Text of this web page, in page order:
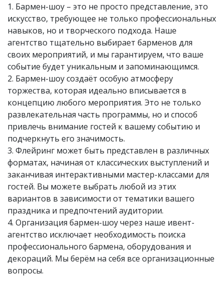
1. Бармен-шоу – это не просто представление, это
искусство, требующее не только профессиональных
навыков, но и творческого подхода. Наше
агентство тщательно выбирает барменов для
своих мероприятий, и мы гарантируем, что ваше
событие будет уникальным и запоминающимся.
2. Бармен-шоу создаёт особую атмосферу
торжества, которая идеально вписывается в
концепцию любого мероприятия. Это не только
развлекательная часть программы, но и способ
привлечь внимание гостей к вашему событию и
подчеркнуть его значимость.
3. Флейринг может быть представлен в различных
форматах, начиная от классических выступлений и
заканчивая интерактивными мастер-классами для
гостей. Вы можете выбрать любой из этих
вариантов в зависимости от тематики вашего
праздника и предпочтений аудитории.
4. Организация бармен-шоу через наше ивент-
агентство исключает необходимость поиска
профессионального бармена, оборудования и
декораций. Мы берём на себя все организационные
вопросы.